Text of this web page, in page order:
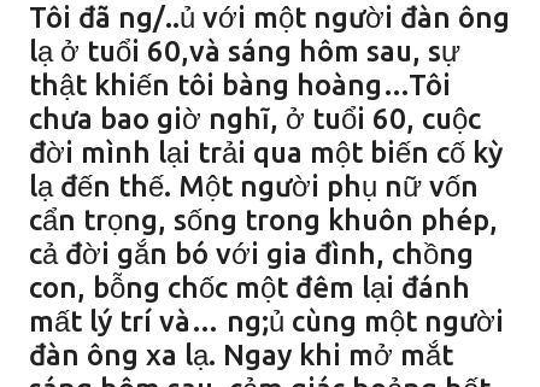
Tôi đã ng/..ủ với một người đàn ông
lạ ở tuổi 60,và sáng hôm sau, sự
thật khiến tôi bàng hoàng…Tôi
chưa bao giờ nghĩ, ở tuổi 60, cuộc
đời mình lại trải qua một biến cố kỳ
lạ đến thế. Một người phụ nữ vốn
cẩn trọng, sống trong khuôn phép,
cả đời gắn bó với gia đình, chồng
con, bỗng chốc một đêm lại đánh
mất lý trí và… ng;ủ cùng một người
đàn ông xa lạ. Ngay khi mở mắt